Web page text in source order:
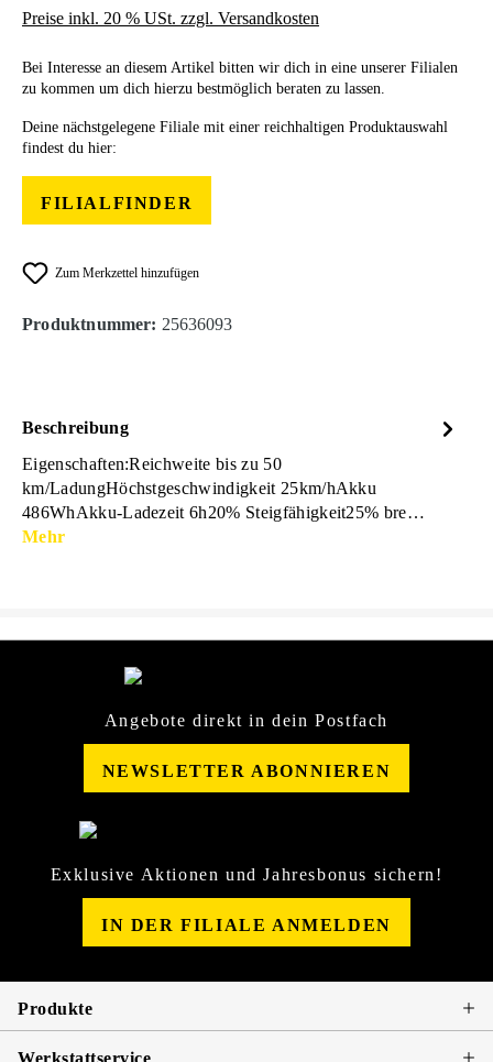
Preise inkl. 20 % USt. zzgl. Versandkosten
Bei Interesse an diesem Artikel bitten wir dich in eine unserer Filialen
zu kommen um dich hierzu bestmöglich beraten zu lassen.
Deine nächstgelegene Filiale mit einer reichhaltigen Produktauswahl
findest du hier:
FILIALFINDER
Zum Merkzettel hinzufügen
Produktnummer: 25636093
Beschreibung
Eigenschaften:Reichweite bis zu 50
km/LadungHöchstgeschwindigkeit 25km/hAkku
486WhAkku-Ladezeit 6h20% Steigfähigkeit25% bre…
Mehr
Angebote direkt in dein Postfach
NEWSLETTER ABONNIEREN
Exklusive Aktionen und Jahresbonus sichern!
IN DER FILIALE ANMELDEN
Produkte
Werkstattservice